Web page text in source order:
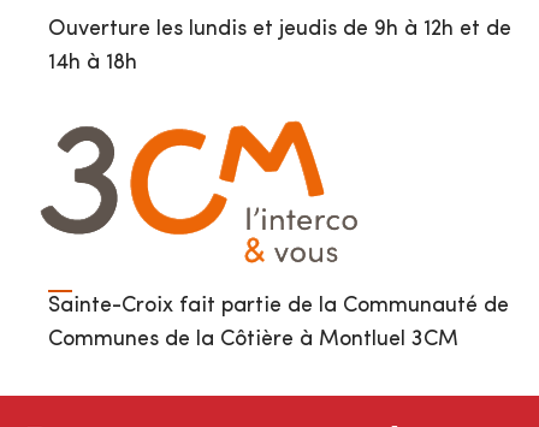
Ouverture les lundis et jeudis de 9h à 12h et de
14h à 18h
Sainte-Croix fait partie de la Communauté de
Communes de la Côtière à Montluel 3CM